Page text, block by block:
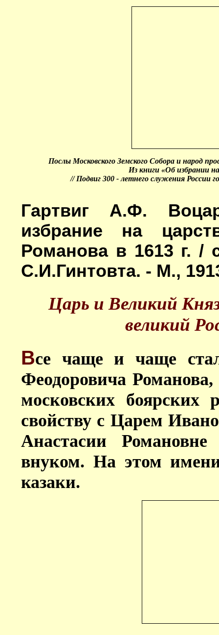
Послы Московского Земского Собора и народ
Из книги «Об избрании
// Подвиг 300 - летнего служения России
Гартвиг А.Ф.
избрание на
Романова в 1613 г. /
С.И.Гинтовта. - М.,
Царь и Великий
великий
Все чаще и чаще
Феодоровича Романова,
московских боярских
свойству с Царем
Анастасии
внуком. На этом
казаки.